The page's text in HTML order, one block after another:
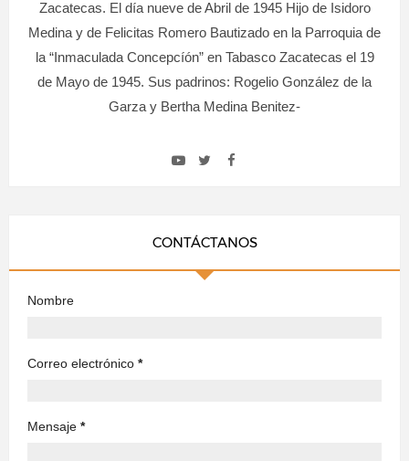
Zacatecas. El día nueve de Abril de 1945 Hijo de Isidoro
Medina y de Felicitas Romero Bautizado en la Parroquia de
la “Inmaculada Concepcíón” en Tabasco Zacatecas el 19
de Mayo de 1945. Sus padrinos: Rogelio González de la
Garza y Bertha Medina Benitez-
CONTÁCTANOS
Nombre
Correo electrónico *
Mensaje *